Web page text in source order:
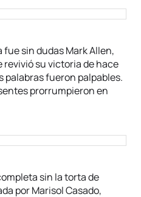
fue sin dudas Mark Allen,
revivió su victoria de hace
palabras fueron palpables.
prorrumpieron en
sin la torta de
por Marisol Casado,